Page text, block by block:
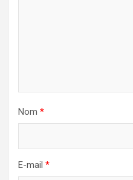
Nom *
E-mail *